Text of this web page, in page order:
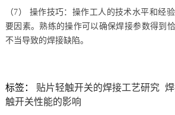
（7） 操作技巧：操作工人的技术水平和经
要因素。熟练的操作可以确保焊接参数得到
不当导致的焊接缺陷。
标签： 贴片轻触开关的焊接工艺研究
触开关性能的影响